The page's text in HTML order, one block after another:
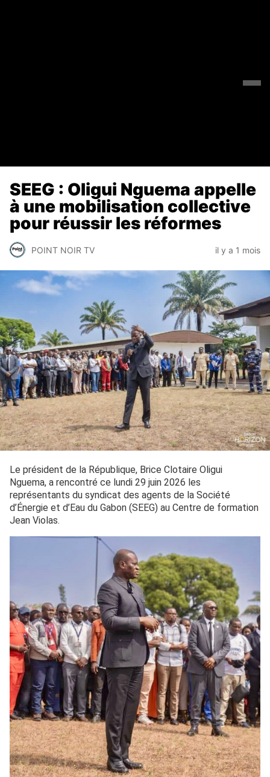
SEEG : Oligui Nguema appelle
à une mobilisation collective
pour réussir les réformes
POINT NOIR TV il y a 1 mois
Le président de la République, Brice Clotaire Oligui
Nguema, a rencontré ce lundi 29 juin 2026 les
représentants du syndicat des agents de la Société
d’Énergie et d’Eau du Gabon (SEEG) au Centre de formation
Jean Violas.